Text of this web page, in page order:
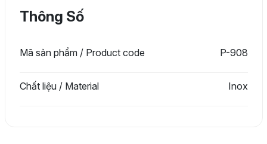
Thông Số
Mã sản phẩm / Product code P-908
Chất liệu / Material Inox